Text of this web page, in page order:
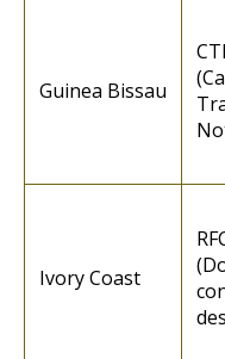
Guinea Bissau
Ivory Coast